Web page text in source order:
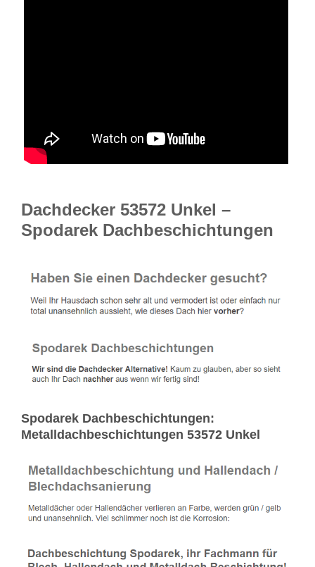
Dachdecker 53572 Unkel –
Spodarek Dachbeschichtungen
Spodarek Dachbeschichtungen:
Metalldachbeschichtungen 53572 Unkel